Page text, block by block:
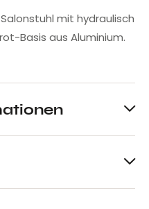
mit hydraulisch
Basis aus Aluminium.